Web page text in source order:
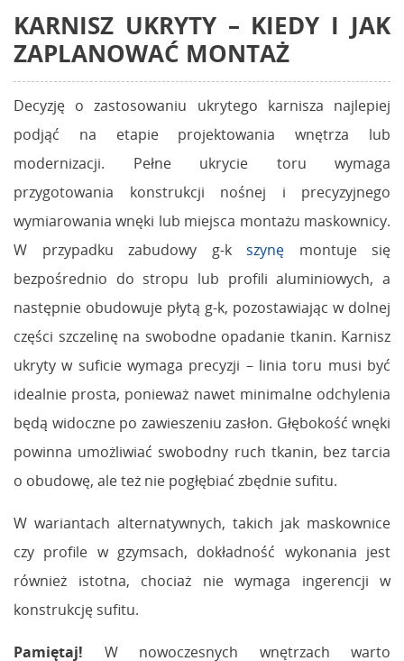
KARNISZ UKRYTY – KIEDY I JAK
ZAPLANOWAĆ MONTAŻ
Decyzję o zastosowaniu ukrytego karnisza najlepiej
podjąć na etapie projektowania wnętrza lub
modernizacji. Pełne ukrycie toru wymaga
przygotowania konstrukcji nośnej i precyzyjnego
wymiarowania wnęki lub miejsca montażu maskownicy.
W przypadku zabudowy g-k szynę montuje się
bezpośrednio do stropu lub profili aluminiowych, a
następnie obudowuje płytą g-k, pozostawiając w dolnej
części szczelinę na swobodne opadanie tkanin. Karnisz
ukryty w suficie wymaga precyzji – linia toru musi być
idealnie prosta, ponieważ nawet minimalne odchylenia
będą widoczne po zawieszeniu zasłon. Głębokość wnęki
powinna umożliwiać swobodny ruch tkanin, bez tarcia
o obudowę, ale też nie pogłębiać zbędnie sufitu.
W wariantach alternatywnych, takich jak maskownice
czy profile w gzymsach, dokładność wykonania jest
również istotna, chociaż nie wymaga ingerencji w
konstrukcję sufitu.
Pamiętaj! W nowoczesnych wnętrzach warto